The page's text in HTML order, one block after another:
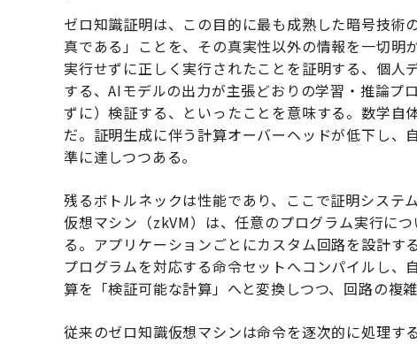
ゼロ知識証明は、この目的に最も成熟した暗号技
真である」ことを、その真実性以外の情報を一切
実行せずに正しく実行されたことを証明する、個
する、AIモデルの出力が主張どおりの学習・推論プ
ずに）検証する、といったことを意味する。数学
だ。証明生成に伴う計算オーバーヘッドが低下し
準に達しつつある。
残るボトルネックは性能であり、ここで証明システ
仮想マシン（zkVM）は、任意のプログラム実行に
る。アプリケーションごとにカスタム回路を設計
プログラムを対応する命令セットへコンパイルし
算を「検証可能な計算」へと変換しつつ、回路の複
従来のゼロ知識仮想マシンは命令を逐次的に処理す